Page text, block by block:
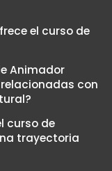
el curso de
Animador
con
curso de
trayectoria